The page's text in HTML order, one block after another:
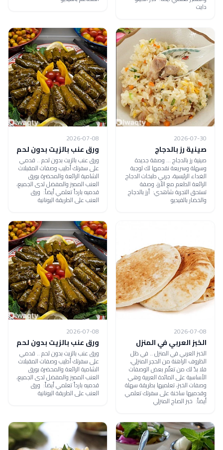
دايت
2026-07-30
صينية رز بالدجاج
صينية رز بالدجاج ... وصفة جديدة
وسهلة وسريعة نقدمها لك لوجبة
الغداء الرئيسية، جربي طبخات الدجاج
الرائعة الطعم مع الأرز، وصفة
تستحق التجربة شاهدي: أرز بالدجاج
والخضار بالفيديو
2026-07-08
ورق عنب بالزيت بدون لحم
ورق عنب بالزيت بدون لحم .. قدمي
على سفرتك أطيب وصفات المقبلات
الشامية الرائعة والمحضرة بورق
العنب المميز والمفضل لدى الجميع،
قدميه بارداً تعلمي أيضاً: ورق
العنب على الطريقة اليونانية
2026-07-08
الخبز العربي في المنزل
الخبز العربي في المنزل .. في ظل
الظروف الراهنة من الحجر المنزلي،
فلا بدّ لك من تعلّم بعض الوصفات
الأساسية على المائدة العربية وهي
وصفات الخبز، تعلميها بطريقة سهلة
وقدميها ساخنة على سفرتك تعلمي
أيضاً: خبز الصاج المنزلي
2026-07-08
ورق عنب بالزيت بدون لحم
ورق عنب بالزيت بدون لحم .. قدمي
على سفرتك أطيب وصفات المقبلات
الشامية الرائعة والمحضرة بورق
العنب المميز والمفضل لدى الجميع،
قدميه بارداً تعلمي أيضاً: ورق
العنب على الطريقة اليونانية